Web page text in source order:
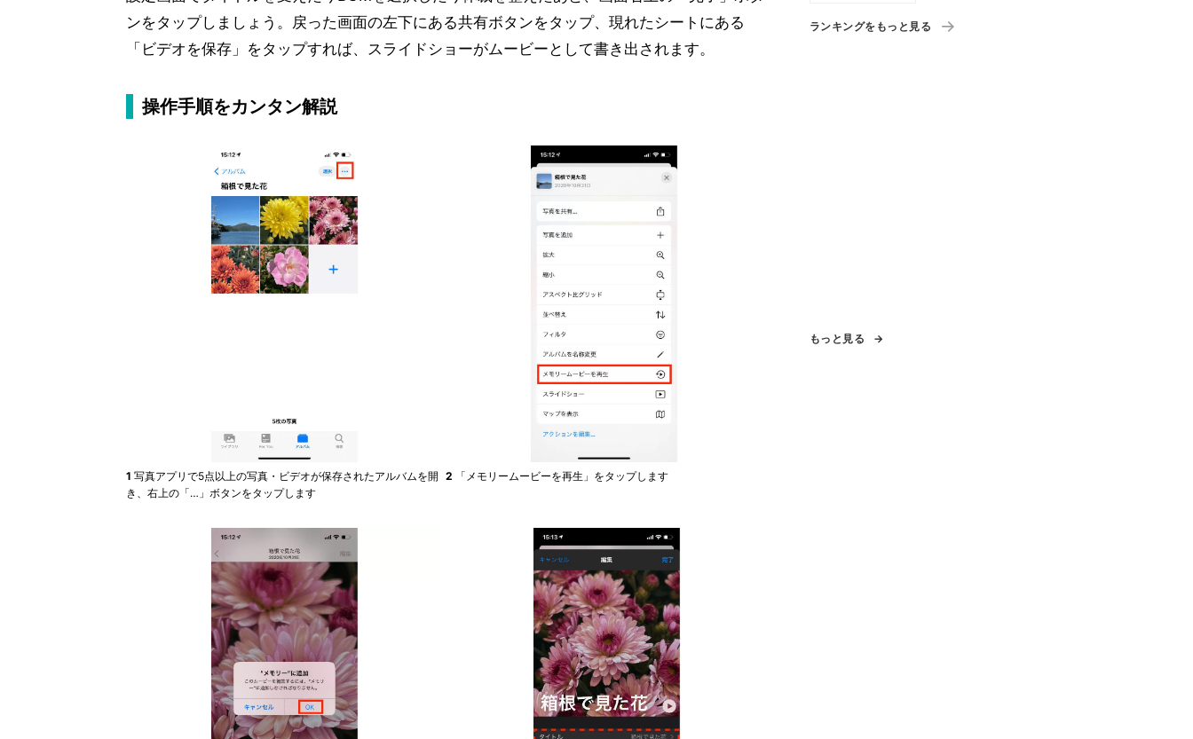
ンをタップしましょう。戻った画面の左下にある共有ボタンをタップ、現れたシートにある
「ビデオを保存」をタップすれば、スライドショーがムービーとして書き出されます。
操作手順をカンタン解説
1 写真アプリで5点以上の写真・ビデオが保存されたアルバムを開
き、右上の「…」ボタンをタップします
2 「メモリームービーを再生」をタップします
ランキングをもっと見る
もっと見る